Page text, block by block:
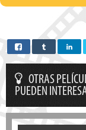
OTRAS
PUEDEN